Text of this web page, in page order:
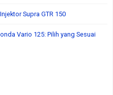
Supra GTR 150
Vario 125: Pilih yang Sesuai